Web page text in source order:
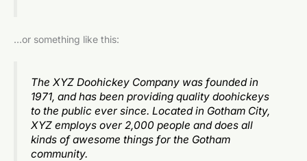
…or something like this:
The XYZ Doohickey Company was founded in
1971, and has been providing quality doohickeys
to the public ever since. Located in Gotham City,
XYZ employs over 2,000 people and does all
kinds of awesome things for the Gotham
community.